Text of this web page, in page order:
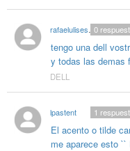
rafaelulises2312
tengo una dell
y todas las demas
0
DELL
lpastent
El acento o tilde
me aparece esto
1